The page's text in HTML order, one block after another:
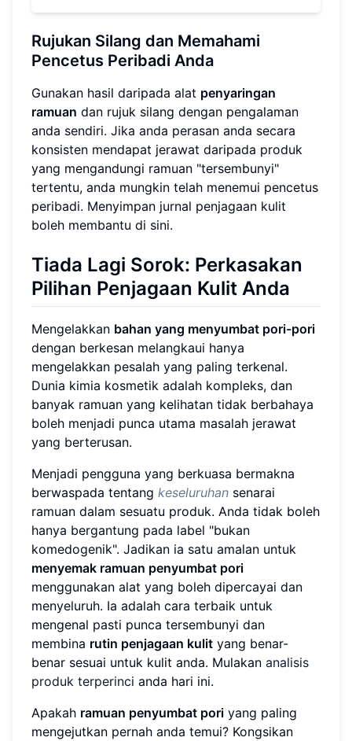
Rujukan Silang dan Memahami
Pencetus Peribadi Anda
Gunakan hasil daripada alat penyaringan
ramuan dan rujuk silang dengan pengalaman
anda sendiri. Jika anda perasan anda secara
konsisten mendapat jerawat daripada produk
yang mengandungi ramuan "tersembunyi"
tertentu, anda mungkin telah menemui pencetus
peribadi. Menyimpan jurnal penjagaan kulit
boleh membantu di sini.
Tiada Lagi Sorok: Perkasakan
Pilihan Penjagaan Kulit Anda
Mengelakkan bahan yang menyumbat pori-pori
dengan berkesan melangkaui hanya
mengelakkan pesalah yang paling terkenal.
Dunia kimia kosmetik adalah kompleks, dan
banyak ramuan yang kelihatan tidak berbahaya
boleh menjadi punca utama masalah jerawat
yang berterusan.
Menjadi pengguna yang berkuasa bermakna
berwaspada tentang keseluruhan senarai
ramuan dalam sesuatu produk. Anda tidak boleh
hanya bergantung pada label "bukan
komedogenik". Jadikan ia satu amalan untuk
menyemak ramuan penyumbat pori
menggunakan alat yang boleh dipercayai dan
menyeluruh. Ia adalah cara terbaik untuk
mengenal pasti punca tersembunyi dan
membina rutin penjagaan kulit yang benar-
benar sesuai untuk kulit anda. Mulakan analisis
produk terperinci anda hari ini.
Apakah ramuan penyumbat pori yang paling
mengejutkan pernah anda temui? Kongsikan